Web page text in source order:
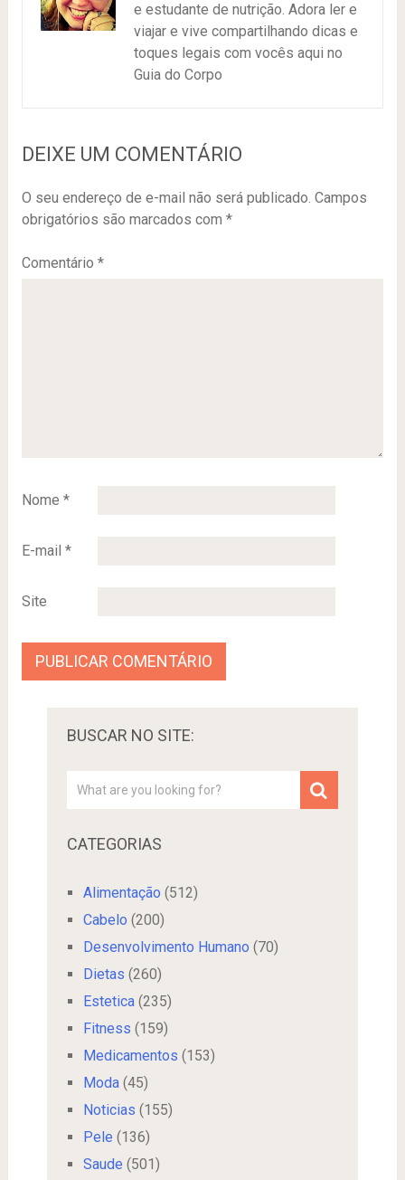
e estudante de nutrição. Adora ler e
viajar e vive compartilhando dicas e
toques legais com vocês aqui no
Guia do Corpo
DEIXE UM COMENTÁRIO
O seu endereço de e-mail não será publicado. Campos
obrigatórios são marcados com *
Comentário *
Nome *
E-mail *
Site
BUSCAR NO SITE:
CATEGORIAS
Alimentação (512)
Cabelo (200)
Desenvolvimento Humano (70)
Dietas (260)
Estetica(235)
Fitness (159)
Medicamentos (153)
Moda(45)
Noticias (155)
Pele (136)
Saude (501)